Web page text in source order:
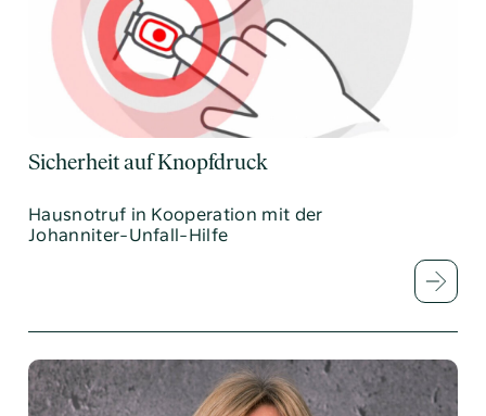
Sicherheit auf Knopfdruck
Hausnotruf in Kooperation mit der
Johanniter-Unfall-Hilfe